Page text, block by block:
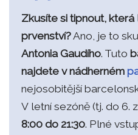
Zkusíte si tipnout, která
prvenství?Ano, je to
Antonia Gaudího. Tuto
najdete v nádherném
nejosobitější
V letní sezóně (tj. do 6.
8:00 do 21:30. Plné